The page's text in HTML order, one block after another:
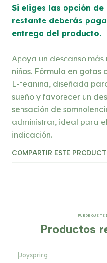
Si eliges las opción
restante deberás
entrega del producto.
Apoya un descanso
niños. Fórmula en gotas
L-teanina, diseñada
sueño y favorecer un
sensación de
administrar, ideal para
indicación.
COMPARTIR ESTE
PUEDE QUE TE
Productos
Joyspring